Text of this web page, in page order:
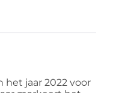
het jaar 2022 voor